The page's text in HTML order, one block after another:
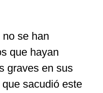
se han
que hayan
graves en sus
sacudió este